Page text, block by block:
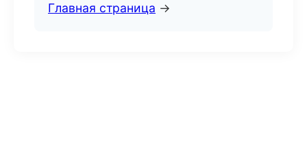
Главная страница →